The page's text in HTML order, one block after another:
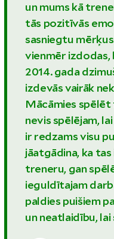
un mums kā
tās pozitīvās
sasniegtu
vienmēr izdodas,
2014. gada
izdevās vairāk
Mācāmies
nevis spēlējam,
ir redzams visu
jāatgādina, ka
treneru, gan
ieguldītajam
paldies puišiem
un neatlaidību,